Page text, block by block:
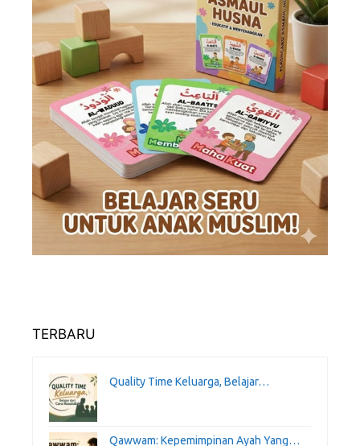
TERBARU
Quality Time Keluarga, Belajar…
Qawwam: Kepemimpinan Ayah Yang…